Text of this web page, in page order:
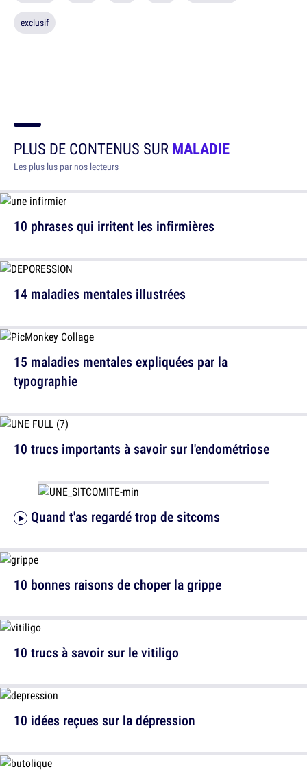
exclusif
PLUS DE CONTENUS SURMALADIE
Les plus lus par nos lecteurs
10 phrases qui irritent les infirmières
15 maladies mentales expliquées par la
typographie
Quand t'as regardé trop de sitcoms
14 maladies mentales illustrées
10 trucs importants à savoir sur l'endométriose
10 bonnes raisons de choper la grippe
10 trucs à savoir sur le vitiligo
10 idées reçues sur la dépression